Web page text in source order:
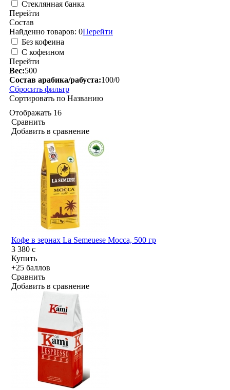
Стеклянная банка
Перейти
Состав
Найденно товаров: 0Перейти
Без кофеина
С кофеином
Перейти
Вес:500
Состав арабика/рабуста:100/0
Сбросить фильтр
Сортировать по Названию
Отображать 16
Сравнить
Добавить в сравнение
Кофе в зернах La Semeuese Mocca, 500 гр
3 380c
Купить
+25 баллов
Сравнить
Добавить в сравнение